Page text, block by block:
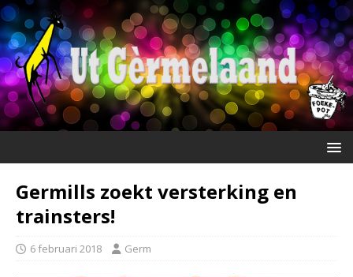
Germills zoekt versterking en
trainsters!
6 februari 2018 Germ